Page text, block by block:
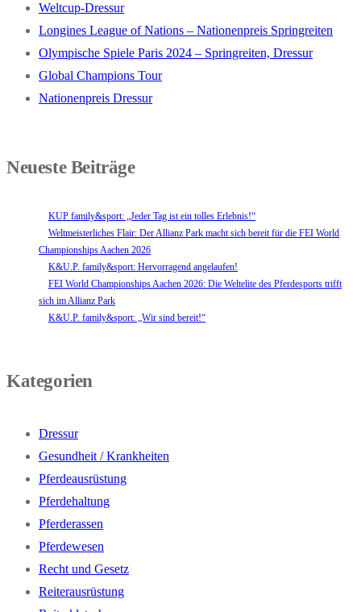
Weltcup-Dressur
Longines League of Nations – Nationenpreis Springreiten
Olympische Spiele Paris 2024 – Springreiten, Dressur
Global Champions Tour
Nationenpreis Dressur
Neueste Beiträge
KUP family&sport: „Jeder Tag ist ein tolles Erlebnis!“
Weltmeisterliches Flair: Der Allianz Park macht sich bereit für die FEI World
Championships Aachen 2026
K&U.P. family&sport: Hervorragend angelaufen!
FEI World Championships Aachen 2026: Die Weltelite des Pferdesports trifft
sich im Allianz Park
K&U.P. family&sport: „Wir sind bereit!“
Kategorien
Dressur
Gesundheit / Krankheiten
Pferdeausrüstung
Pferdehaltung
Pferderassen
Pferdewesen
Recht und Gesetz
Reiterausrüstung